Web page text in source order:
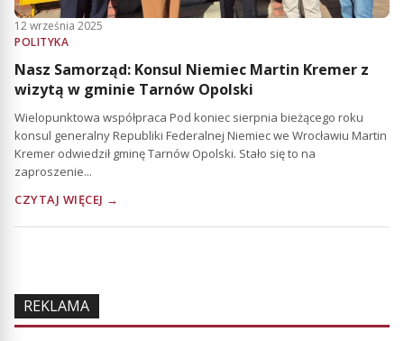
12 września 2025
POLITYKA
Nasz Samorząd: Konsul Niemiec Martin Kremer z
wizytą w gminie Tarnów Opolski
Wielopunktowa współpraca Pod koniec sierpnia bieżącego roku
konsul generalny Republiki Federalnej Niemiec we Wrocławiu Martin
Kremer odwiedził gminę Tarnów Opolski. Stało się to na
zaproszenie...
CZYTAJ WIĘCEJ →
REKLAMA